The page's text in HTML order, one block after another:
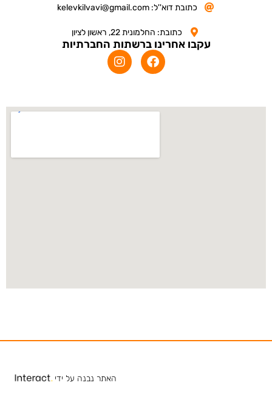
כתובת דוא''ל: kelevkilvavi@gmail.com
כתובת: החלמונית 22, ראשון לציון
עקבו אחרינו ברשתות החברתיות
האתר נבנה על ידי